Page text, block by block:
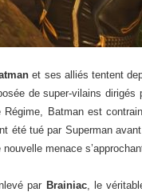
et ses alliés tentent
de super-vilains dirigés
Batman est
été tué par Superman
menace
par Brainiac, le